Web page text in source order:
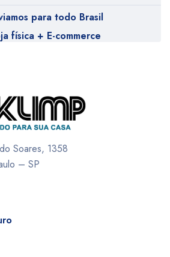
para todo Brasil
física + E-commerce
Soares, 1358
– SP